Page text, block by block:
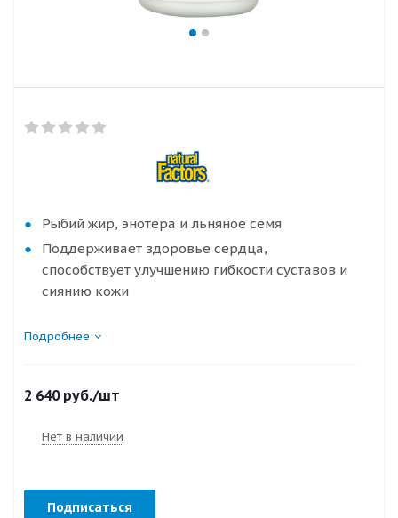
Рыбий жир, энотера и льняное семя
Поддерживает здоровье сердца,
способствует улучшению гибкости суставов и
сиянию кожи
Подробнее
2 640руб./шт
Нет в наличии
Подписаться